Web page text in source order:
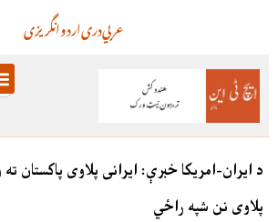
انگریزیاردودریعربي
د ایران-امریکا خبرې: ایرانی پلاوی پاکستان
پلاوی نن شپه راځي